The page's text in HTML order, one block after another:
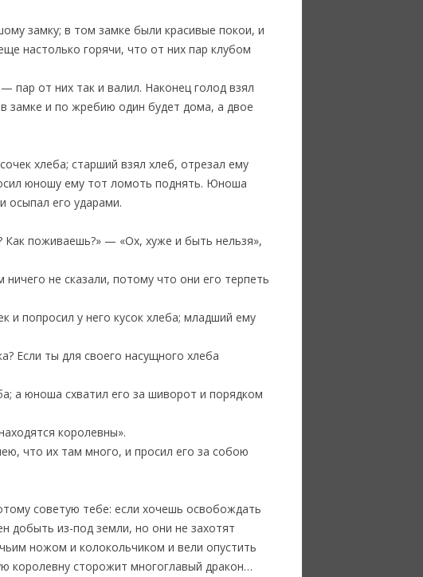
замку; в том замке были красивые покои, и
настолько горячи, что от них пар клубом
пар от них так и валил. Наконец голод взял
замке и по жребию один будет дома, а двое
хлеба; старший взял хлеб, отрезал ему
юношу ему тот ломоть поднять. Юноша
осыпал его ударами.
Как поживаешь?» — «Ох, хуже и быть нельзя»,
не сказали, потому что они его терпеть
попросил у него кусок хлеба; младший ему
Если ты для своего насущного хлеба
а юноша схватил его за шиворот и порядком
королевны».
что их там много, и просил его за собою
советую тебе: если хочешь освобождать
добыть из-под земли, но они не захотят
ножом и колокольчиком и вели опустить
королевну сторожит многоглавый дракон…